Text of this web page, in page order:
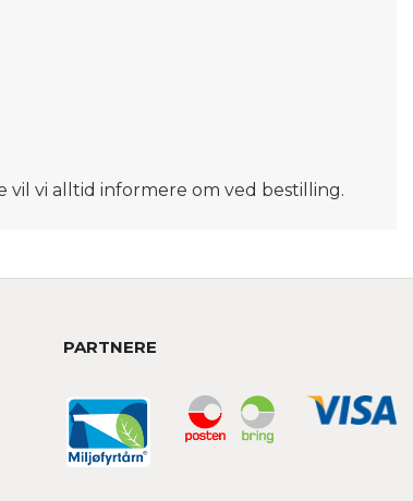
vil vi alltid informere om ved bestilling.
PARTNERE